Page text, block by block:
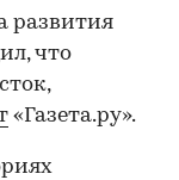
развития
что
«Газета.ру».